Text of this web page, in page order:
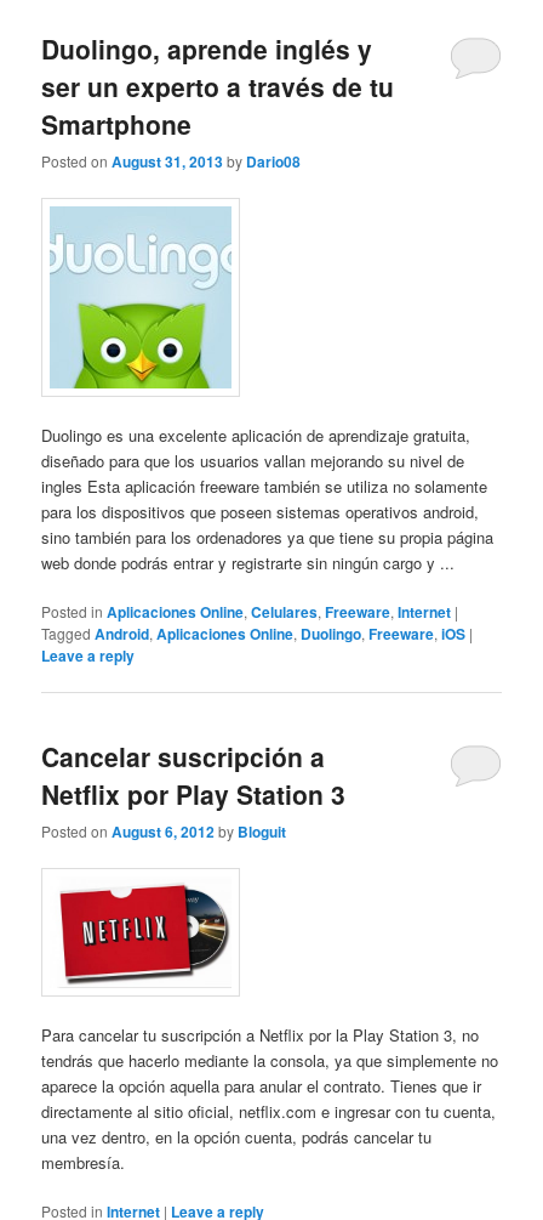
Duolingo, aprende inglés y
ser un experto a través de tu
Smartphone
Posted onAugust 31, 2013by Dario08
Duolingo es una excelente aplicación de aprendizaje gratuita,
diseñado para que los usuarios vallan mejorando su nivel de
ingles Esta aplicación freeware también se utiliza no solamente
para los dispositivos que poseen sistemas operativos android,
sino también para los ordenadores ya que tiene su propia página
web donde podrás entrar y registrarte sin ningún cargo y ...
Posted in Aplicaciones Online,Celulares,Freeware,Internet |
Tagged Android,Aplicaciones Online, Duolingo,Freeware,iOS |
Leave a reply
Cancelar suscripción a
Netflix por Play Station 3
Posted onAugust 6, 2012by Bloguit
Para cancelar tu suscripción a Netflix por la Play Station 3, no
tendrás que hacerlo mediante la consola, ya que simplemente no
aparece la opción aquella para anular el contrato. Tienes que ir
directamente al sitio oficial, netflix.com e ingresar con tu cuenta,
una vez dentro, en la opción cuenta, podrás cancelar tu
membresía.
Posted in Internet | Leave a reply